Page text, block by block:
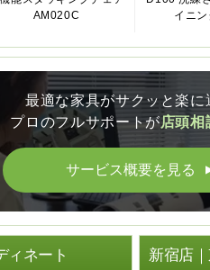
AM020C
イニ
最適な家具がサクッと楽に
プロのフルサポートが店頭相
サービス概要を見る
ィネート 新宿店